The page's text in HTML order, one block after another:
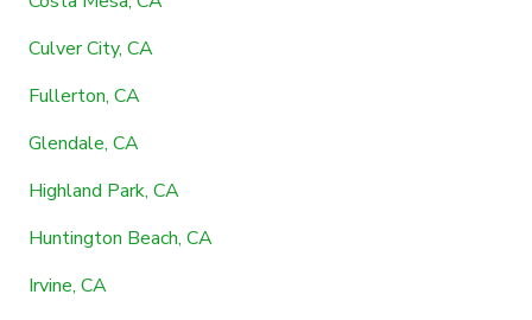
Culver City, CA
Fullerton, CA
Glendale, CA
Highland Park, CA
Huntington Beach, CA
Irvine, CA